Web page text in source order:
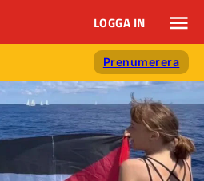
LOGGA IN
Prenumerera